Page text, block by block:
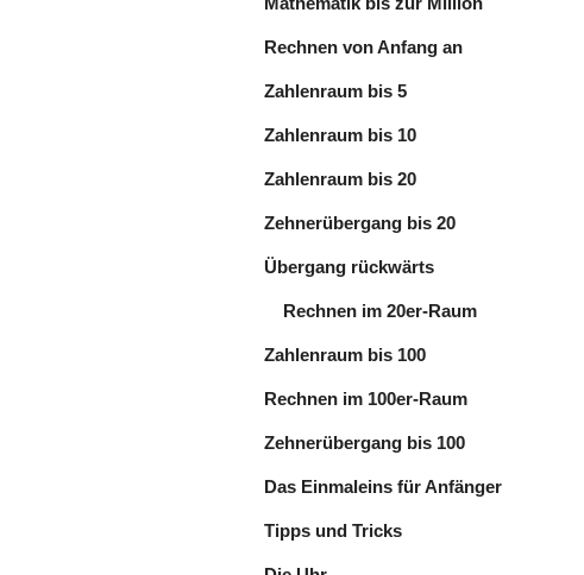
Rechnen von Anfang an
Zahlenraum bis 5
Zahlenraum bis 10
Zahlenraum bis 20
Zehnerübergang bis 20
Übergang rückwärts
Rechnen im 20er-Raum
Zahlenraum bis 100
Rechnen im 100er-Raum
Zehnerübergang bis 100
Das Einmaleins für Anfänger
Tipps und Tricks